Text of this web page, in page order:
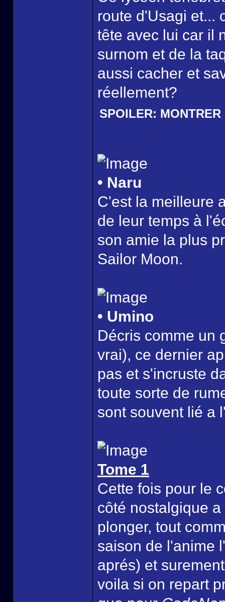
route d'Usagi et...
tête avec lui car il
surnom et de la
aussi cacher et
réellement?
SPOILER: MONTRER
• Naru
C'est la meilleure
de leur temps à
son amie la plus
Sailor Moon.
• Umino
Décris comme un
vrai), ce dernier
pas et s'incruste
toute sorte de
sont souvent lié a
Tome 1
Cette fois pour le
côté nostalgique
plonger, tout
saison de l'anime
aprés) et
voila si on repart